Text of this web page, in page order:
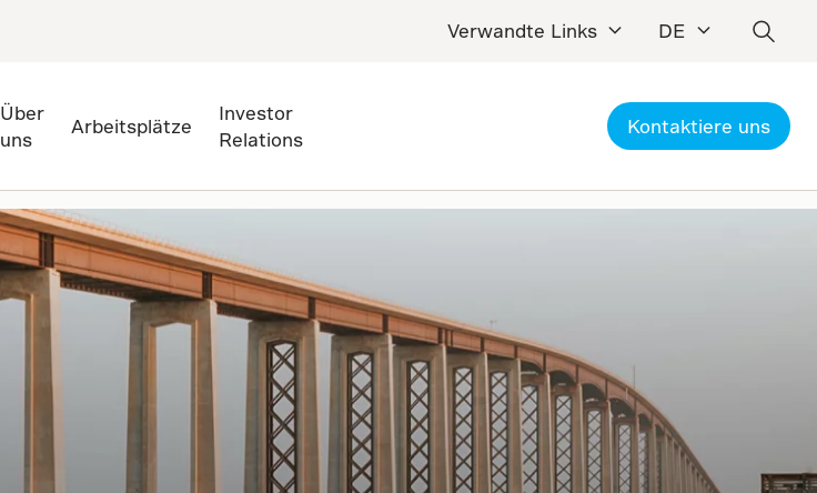
Verwandte Links DE
Über
uns
Arbeitsplätze
Investor
Relations
Kontaktiere uns